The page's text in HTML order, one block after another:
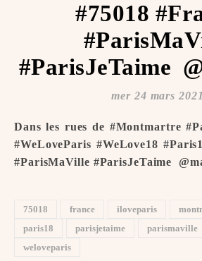
#75018
#ParisJeTaime
mer 24 mars 2021
Dans les rues de #Montmartre #Paris ? #ILoveParis
#WeLoveParis #WeLove18
#ParisMaVille #ParisJeTaime
75018 france iloveparis
paris18
parisjetaime parismaville
weloveparis